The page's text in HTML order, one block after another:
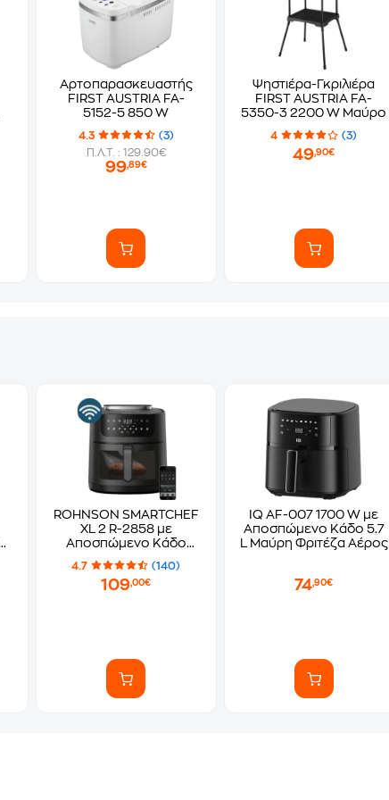
Αρτοπαρασκευαστής
FIRST AUSTRIA FA-
5152-5 850 W
4.3
(3)
Π.Λ.Τ. : 129.90€
99,89€
Ψηστιέρα-Γκριλιέρα
FIRST AUSTRIA FA-
5350-3 2200 W Μαύρο
4 (3)
49,90€
ROHNSON SMARTCHEF
XL 2 R-2858 με
Αποσπώμενο Κάδο
1800 W 8 L Μαύρο
Φριτέζα Αέρος
4.7 (140)
109,00€
IQ AF-007 1700 W με
Αποσπώμενο Κάδο 5.7
L Μαύρη Φριτέζα Αέρος
74,90€